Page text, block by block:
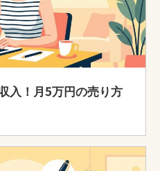
入！月5万円の売り方